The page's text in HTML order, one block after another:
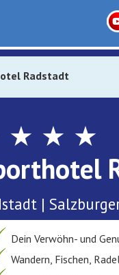
Radstadt
★ ★ ★
|
Dein Verwöhn- und
Wandern, Fischen,